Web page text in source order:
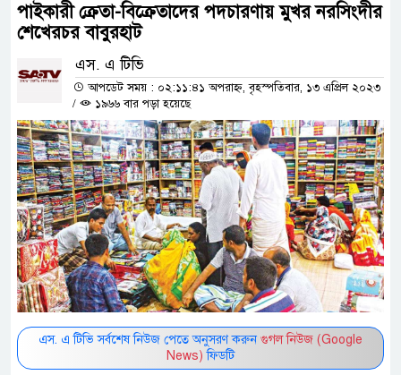
পাইকারী ক্রেতা-বিক্রেতাদের পদচারণায় মুখর নরসিংদীর
শেখেরচর বাবুরহাট
এস. এ টিভি
আপডেট সময় : ০২:১১:৪১ অপরাহ্ন, বৃহস্পতিবার, ১৩ এপ্রিল ২০২৩
/
১৯৬৬ বার পড়া হয়েছে
এস. এ টিভি সর্বশেষ নিউজ পেতে অনুসরণ করুন গুগল নিউজ (Google
News) ফিডটি